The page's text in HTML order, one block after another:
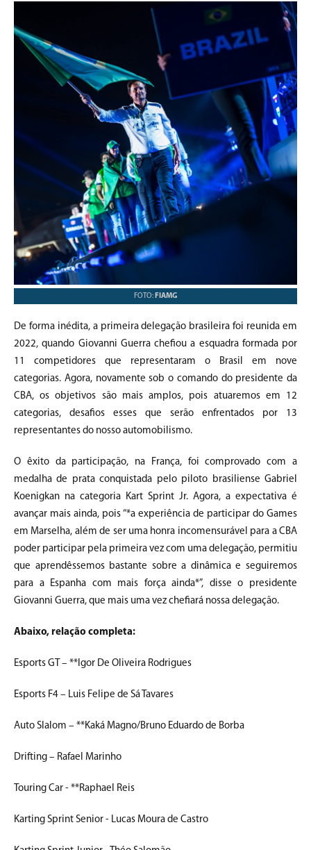
FOTO: FIAMG
De forma inédita, a primeira delegação brasileira foi reunida em
2022, quando Giovanni Guerra chefiou a esquadra formada por
11 competidores que representaram o Brasil em nove
categorias. Agora, novamente sob o comando do presidente da
CBA, os objetivos são mais amplos, pois atuaremos em 12
categorias, desafios esses que serão enfrentados por 13
representantes do nosso automobilismo.
O êxito da participação, na França, foi comprovado com a
medalha de prata conquistada pelo piloto brasiliense Gabriel
Koenigkan na categoria Kart Sprint Jr. Agora, a expectativa é
avançar mais ainda, pois “*a experiência de participar do Games
em Marselha, além de ser uma honra incomensurável para a CBA
poder participar pela primeira vez com uma delegação, permitiu
que aprendêssemos bastante sobre a dinâmica e seguiremos
para a Espanha com mais força ainda*”, disse o presidente
Giovanni Guerra, que mais uma vez chefiará nossa delegação.
Abaixo, relação completa:
Esports GT – **Igor De Oliveira Rodrigues
Esports F4 – Luis Felipe de Sá Tavares
Auto Slalom – **Kaká Magno/Bruno Eduardo de Borba
Drifting – Rafael Marinho
Touring Car - **Raphael Reis
Karting Sprint Senior - Lucas Moura de Castro